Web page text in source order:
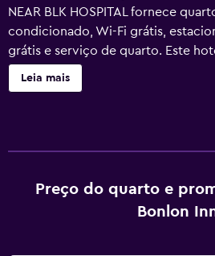
NEAR BLK HOSPITAL fornece
condicionado, Wi-Fi grátis,
grátis e serviço de quarto. Este
um balcão de turismo e depósito
acomodação oferece uma
equipado com roupa de cama e
INN-NEAR BLK HOSPITAL conta
Leia mais
Preço do quarto e
Bonlon